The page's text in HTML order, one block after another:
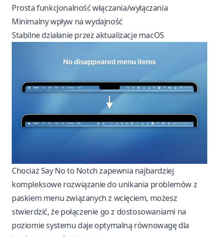
Prosta funkcjonalność włączania/wyłączania
Minimalny wpływ na wydajność
Stabilne działanie przez aktualizacje macOS
Chociaż Say No to Notch zapewnia najbardziej
kompleksowe rozwiązanie do unikania problemów z
paskiem menu związanych z wcięciem, możesz
stwierdzić, że połączenie go z dostosowaniami na
poziomie systemu daje optymalną równowagę dla